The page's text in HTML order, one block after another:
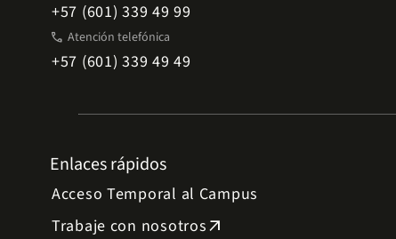
+57 (601) 339 49 99
phone Atención telefónica
+57 (601) 339 49 49
Enlaces rápidos
Acceso Temporal al Campus
Trabaje con nosotrosarrow_outward